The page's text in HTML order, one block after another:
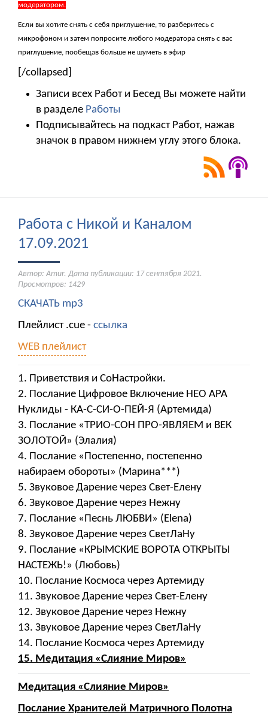
модератором.
Если вы хотите снять с себя приглушение, то разберитесь с
микрофоном и затем попросите любого модератора снять с вас
приглушение, пообещав больше не шуметь в эфир
[/collapsed]
Записи всех Работ и Бесед Вы можете найти
в разделе Работы
Подписывайтесь на подкаст Работ, нажав
значок в правом нижнем углу этого блока.
Работа с Никой и Каналом
17.09.2021
Автор: Amur. Дата публикации: 17 сентября 2021.
Просмотров: 1429
СКАЧАТЬ mp3
Плейлист .cue - ссылка
WEB плейлист
1. Приветствия и СоНастройки.
2. Послание Цифровое Включение НЕО АРА
Нуклиды - КА-С-СИ-О-ПЕЙ-Я (Артемида)
3. Послание «ТРИО-СОН ПРО-ЯВЛЯЕМ и ВЕК
ЗОЛОТОЙ» (Элалия)
4. Послание «Постепенно, постепенно
набираем обороты» (Марина***)
5. Звуковое Дарение через Свет-Елену
6. Звуковое Дарение через Нежну
7. Послание «Песнь ЛЮБВИ» (Elena)
8. Звуковое Дарение через СветЛаНу
9. Послание «КРЫМСКИЕ ВОРОТА ОТКРЫТЫ
НАСТЕЖЬ!» (Любовь)
10. Послание Космоса через Артемиду
11. Звуковое Дарение через Свет-Елену
12. Звуковое Дарение через Нежну
13. Звуковое Дарение через СветЛаНу
14. Послание Космоса через Артемиду
15. Медитация «Слияние Миров»
Медитация «Слияние Миров»
Послание Хранителей Матричного Полотна